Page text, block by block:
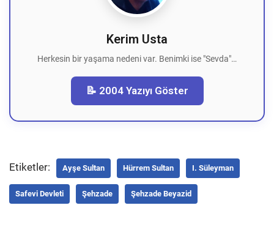
Kerim Usta
Herkesin bir yaşama nedeni var. Benimki ise "Sevda"…
📝 2004 Yazıyı Göster
Etiketler: Ayşe Sultan Hürrem Sultan I. Süleyman
Safevi Devleti Şehzade Şehzade Beyazid